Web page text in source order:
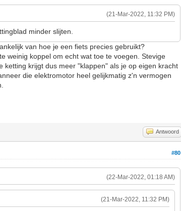
(21-Mar-2022, 11:32 PM)
minder slijten.
van hoe je een fiets precies gebruikt?
weinig koppel om echt wat toe te voegen. Stevige
krijgt dus meer "klappen" als je op eigen kracht
die elektromotor heel gelijkmatig z'n vermogen
Antwoord
#80
(22-Mar-2022, 01:18 AM)
(21-Mar-2022, 11:32 PM)